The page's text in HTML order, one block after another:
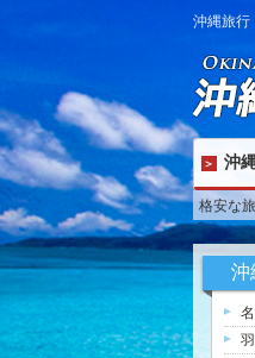
沖縄旅行
沖
格安な
沖